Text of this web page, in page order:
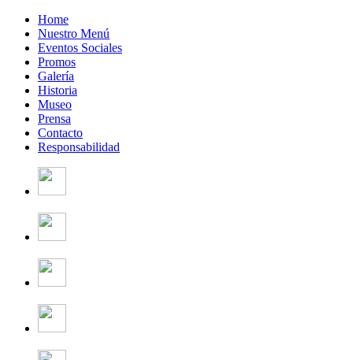
Home
Nuestro Menú
Eventos Sociales
Promos
Galería
Historia
Museo
Prensa
Contacto
Responsabilidad